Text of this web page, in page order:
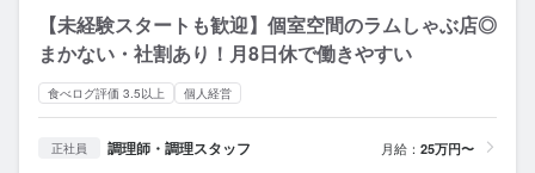
【未経験スタートも歓迎】個室空間のラムしゃぶ店◎
まかない・社割あり！月8日休で働きやすい
食べログ評価 3.5以上 個人経営
正社員 調理師・調理スタッフ 月給： 25万円〜